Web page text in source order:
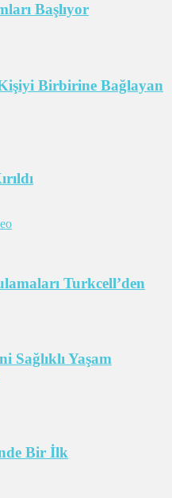
Başlıyor
Birbirine Bağlayan
Turkcell’den
Sağlıklı Yaşam
Bir İlk